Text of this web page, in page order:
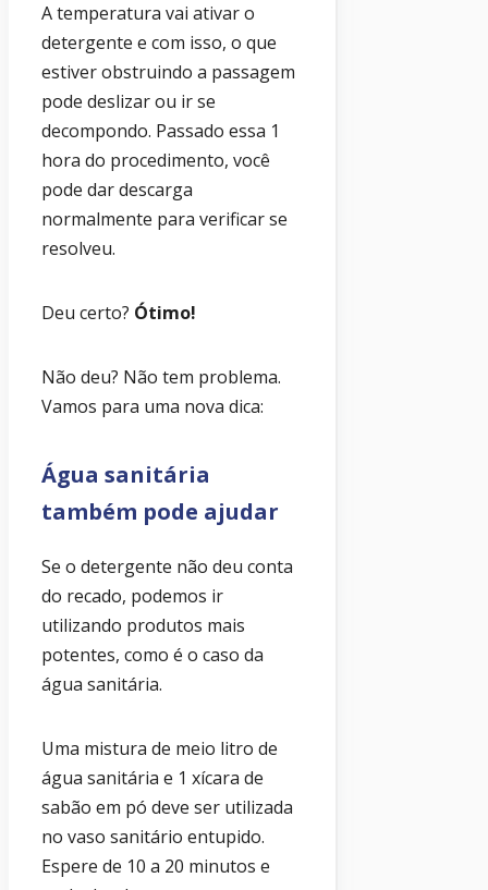
A temperatura vai ativar o
detergente e com isso, o que
estiver obstruindo a passagem
pode deslizar ou ir se
decompondo. Passado essa 1
hora do procedimento, você
pode dar descarga
normalmente para verificar se
resolveu.
Deu certo? Ótimo!
Não deu? Não tem problema.
Vamos para uma nova dica:
Água sanitária
também pode ajudar
Se o detergente não deu conta
do recado, podemos ir
utilizando produtos mais
potentes, como é o caso da
água sanitária.
Uma mistura de meio litro de
água sanitária e 1 xícara de
sabão em pó deve ser utilizada
no vaso sanitário entupido.
Espere de 10 a 20 minutos e